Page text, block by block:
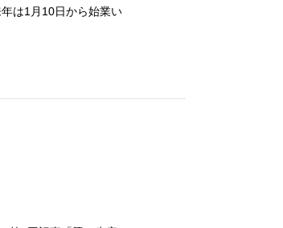
は1月10日から始業い